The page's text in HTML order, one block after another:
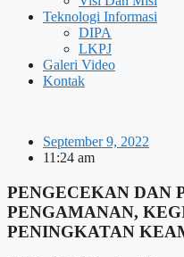
Teknologi Informasi
DIPA
LKPJ
Galeri Video
Kontak
September 9, 2022
11:24 am
PENGECEKAN DAN
PENGAMANAN,
PENINGKATAN